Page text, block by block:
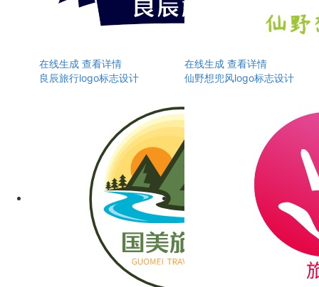
在线生成 查看详情
良辰旅行logo标志设计
在线生成 查看详情
仙野想兜风logo标志设计